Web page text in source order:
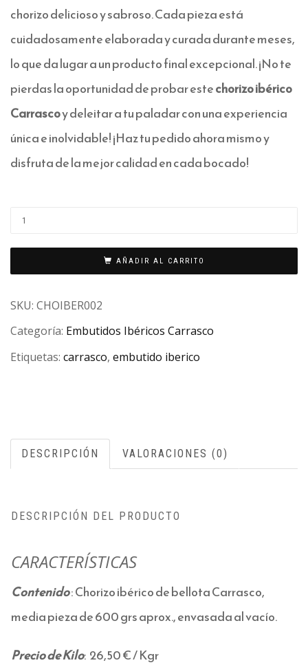
chorizo delicioso y sabroso. Cada pieza está
cuidadosamente elaborada y curada durante meses,
lo que da lugar a un producto final excepcional. ¡No te
pierdas la oportunidad de probar estechorizo ibérico
Carrascoy deleitar a tu paladar con una experiencia
única e inolvidable! ¡Haz tu pedido ahora mismo y
disfruta de la mejor calidad en cada bocado!
AÑADIR AL CARRITO
SKU: CHOIBER002
Categoría: Embutidos Ibéricos Carrasco
Etiquetas: carrasco, embutido iberico
DESCRIPCIÓN VALORACIONES (0)
DESCRIPCIÓN DEL PRODUCTO
CARACTERÍSTICAS
Contenido: Chorizo ibérico de bellota Carrasco,
media pieza de 600 grs aprox., envasada al vacío.
Precio de Kilo: 26,50 € / Kgr